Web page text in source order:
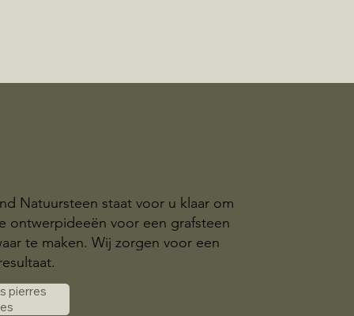
Natuursteen staat voor u klaar om
ontwerpideeën voor een grafsteen
te maken. Wij zorgen voor een
pierres